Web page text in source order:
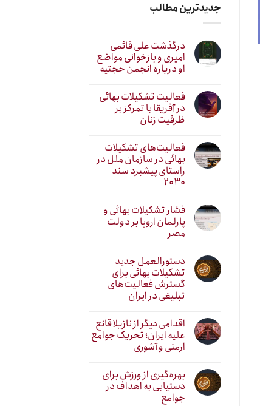
جدیدترین مطالب
درگذشت علی قائمی
امیری و بازخوانی مواضع
او درباره انجمن حجتیه
فعالیت تشکیلات بهائی
در آفریقا با تمرکز بر
ظرفیت زنان
فعالیت‌های تشکیلات
بهائی در سازمان ملل در
راستای پیشبرد سند
۲۰۳۰
فشار تشکیلات بهائی و
پارلمان اروپا بر دولت
مصر
دستورالعمل جدید
تشکیلات بهائی برای
گسترش فعالیت‌های
تبلیغی در ایران
اقدامی دیگر از نازیلا قانع
علیه ایران؛ تحریک جوامع
ارمنی و آشوری
بهره‌گیری از ورزش برای
دستیابی به اهداف در
جوامع